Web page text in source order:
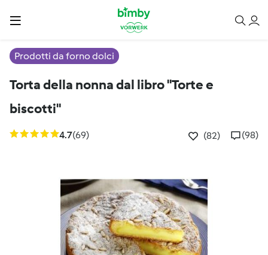
Prodotti da forno dolci
Torta della nonna dal libro "Torte e
biscotti"
4.7(69) (82) (98)